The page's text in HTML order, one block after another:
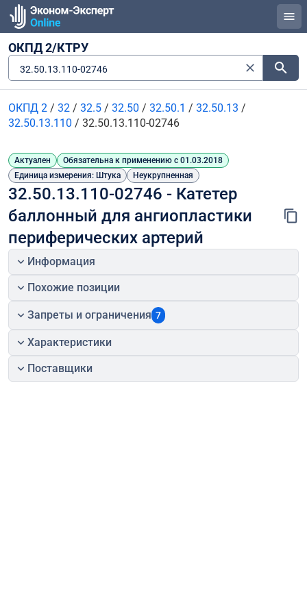
ОКПД 2/КТРУ
32.50.13.110-02746
ОКПД 2 / 32 / 32.5 / 32.50 / 32.50.1 / 32.50.13 /
32.50.13.110 / 32.50.13.110-02746
Актуален
Обязательна к применению с 01.03.2018
Единица измерения: Штука
Неукрупненная
32.50.13.110-02746 - Катетер
баллонный для ангиопластики
периферических артерий
Информация
Похожие позиции
Запреты и ограничения 7
Характеристики
Поставщики